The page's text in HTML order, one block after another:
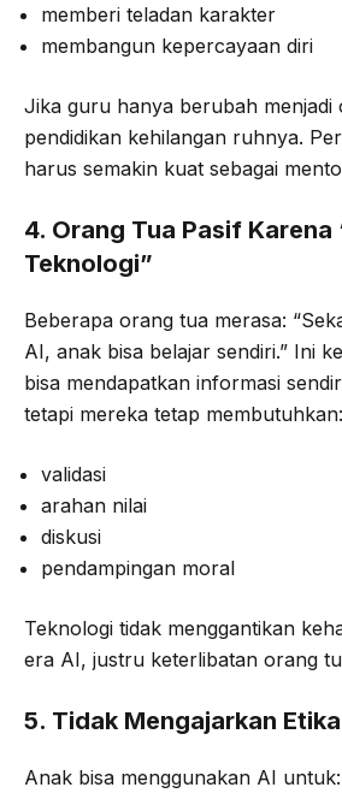
memberi teladan karakter
membangun kepercayaan diri
Jika guru hanya berubah
pendidikan kehilangan ruhnya.
harus semakin kuat sebagai
4. Orang Tua Pasif Karena
Teknologi”
Beberapa orang tua merasa:
AI, anak bisa belajar sendiri.” Ini
bisa mendapatkan informasi
tetapi mereka tetap membutuhkan:
validasi
arahan nilai
diskusi
pendampingan moral
Teknologi tidak menggantikan
era AI, justru keterlibatan orang
5. Tidak Mengajarkan
Anak bisa menggunakan AI untuk: